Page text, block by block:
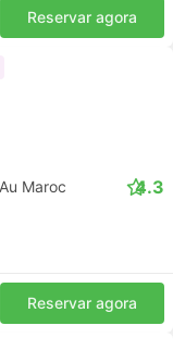
Reservar agora
Maroc 4.3
Reservar agora